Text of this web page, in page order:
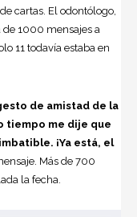
cartas. El odontólogo,
de 1000 mensajes a
11 todavía estaba en
de amistad de la
tiempo me dije que
¡Ya está, el
Más de 700
la fecha.